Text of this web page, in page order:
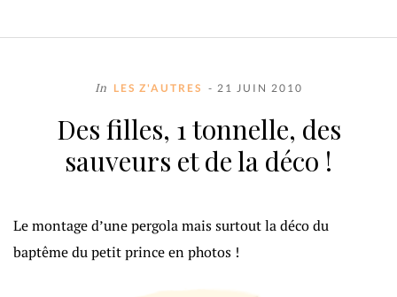
In LES Z'AUTRES - 21 JUIN 2010
Des filles, 1 tonnelle, des
sauveurs et de la déco !
Le montage d’une pergola mais surtout la déco du
baptême du petit prince en photos !